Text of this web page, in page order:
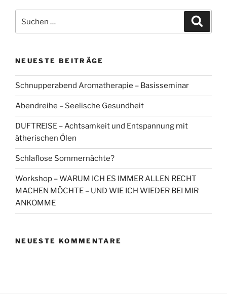
nach:
NEUESTE BEITRÄGE
Schnupperabend Aromatherapie – Basisseminar
Abendreihe – Seelische Gesundheit
DUFTREISE – Achtsamkeit und Entspannung mit
ätherischen Ölen
Schlaflose Sommernächte?
Workshop – WARUM ICH ES IMMER ALLEN RECHT
MACHEN MÖCHTE – UND WIE ICH WIEDER BEI MIR
ANKOMME
NEUESTE KOMMENTARE